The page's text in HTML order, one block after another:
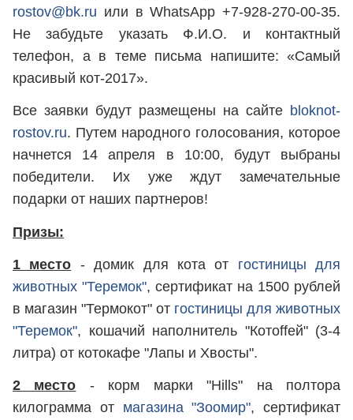
rostov@bk.ru или в WhatsApp +7-928-270-00-35.
Не забудьте указать Ф.И.О. и контактный
телефон, а в теме письма напишите: «Самый
красивый кот-2017».
Все заявки будут размещены на сайте bloknot-
rostov.ru. Путем народного голосования, которое
начнется 14 апреля в 10:00, будут выбраны
победители. Их уже ждут замечательные
подарки от наших партнеров!
Призы:
1 место - домик для кота от гостиницы для
животных "Теремок", сертификат на 1500 рублей
в магазин "Термокот" от гостиницы для животных
"Теремок", кошачий наполнитель "Котоffей" (3-4
литра) от котокафе "Лапы и Хвосты".
2 место - корм марки "Hills" на полтора
килограмма от магазина "Зоомир", сертификат